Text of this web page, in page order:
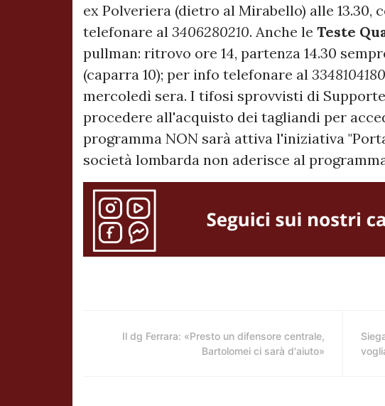
ex Polveriera (dietro al Mirabello) alle 13.30,
telefonare al 3406280210. Anche le Teste
pullman: ritrovo ore 14, partenza 14.30
(caparra 10); per info telefonare al 3348104180
mercoledì sera. I tifosi sprovvisti di
procedere all'acquisto dei tagliandi per
programma NON sarà attiva l'iniziativa
società lombarda non aderisce al
Il dg Ferrara: «Presto un difensore centrale,
Bartolomei ci sarà d'aiuto»